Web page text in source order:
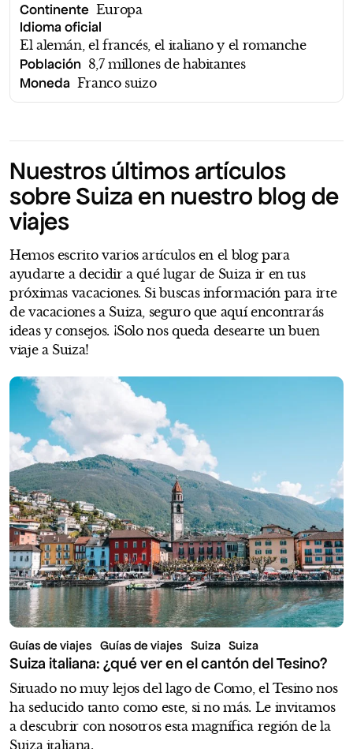
Continente Europa
Idioma oficial
El alemán, el francés, el italiano y el romanche
Población 8,7 millones de habitantes
Moneda Franco suizo
Nuestros últimos artículos
sobre Suiza en nuestro blog de
viajes
Hemos escrito varios artículos en el blog para
ayudarte a decidir a qué lugar de Suiza ir en tus
próximas vacaciones. Si buscas información para irte
de vacaciones a Suiza, seguro que aquí encontrarás
ideas y consejos. ¡Solo nos queda desearte un buen
viaje a Suiza!
Guías de viajes Guías de viajes Suiza Suiza
Suiza italiana: ¿qué ver en el cantón del Tesino?
Situado no muy lejos del lago de Como, el Tesino nos
ha seducido tanto como este, si no más. Le invitamos
a descubrir con nosotros esta magnífica región de la
Suiza italiana.